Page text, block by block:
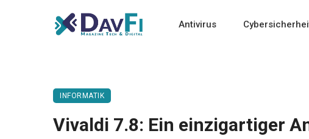
Antivirus
INFORMATIK
Vivaldi 7.8: Ein einzigartiger